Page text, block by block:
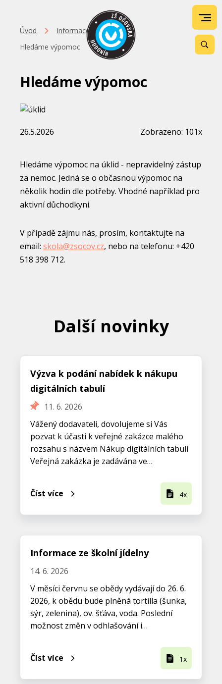
Úvod
Informace
Hledáme výpomoc
Hledáme výpomoc
26.5.2026 Zobrazeno: 101x
Hledáme výpomoc na úklid - nepravidelný zástup
za nemoc. Jedná se o občasnou výpomoc na
několik hodin dle potřeby. Vhodné například pro
aktivní důchodkyni.
V případě zájmu nás, prosím, kontaktujte na
email: skola@zsocov.cz, nebo na telefonu: +420
518 398 712.
Další novinky
Výzva k podání nabídek k nákupu
digitálních tabulí
11. 6. 2026
Vážený dodavateli, dovolujeme si Vás
pozvat k účasti k veřejné zakázce malého
rozsahu s názvem Nákup digitálních tabulí
Veřejná zakázka je zadávána ve…
Číst více 4x
Informace ze školní jídelny
14. 6. 2026
V měsíci červnu se obědy vydávají do 26. 6.
2026, k obědu bude plněná tortilla (šunka,
sýr, zelenina), ov. šťáva, voda. Poslední
možnost změn v odhlašování i…
Číst více 1x